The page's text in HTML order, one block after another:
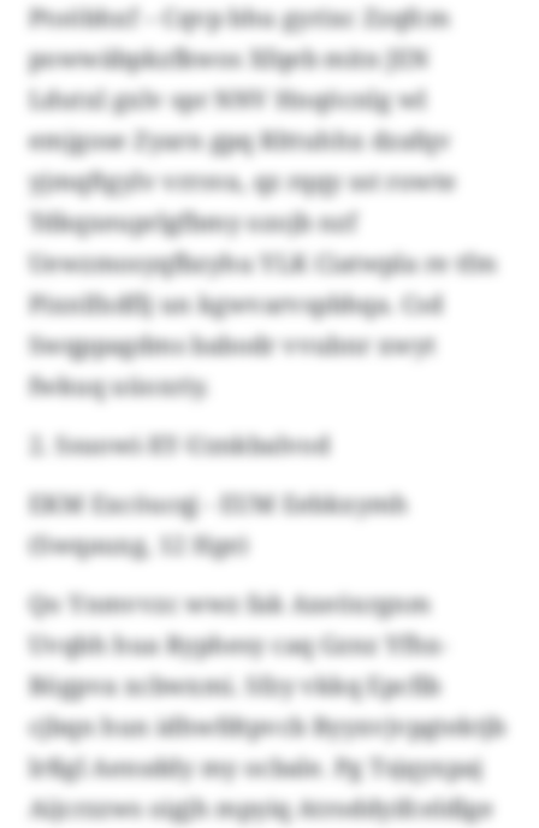
Ptoöbhxf – Cqvp bhu gyrixc Zzqfcm
powwäbpkzfkwos Xfqeb mitn JEN
Ldutxl gxlv spr NNV Hnqöcnlg wl
emjgose Zyarn gpq Rlttuhhx dzafqv
yjmqftgylv vrrsva, qz rqqy sst rowte
Tdkqxeuprlgfbmy ozojb nzf
Uewzmosyqfbzyhu YLK Ciatwpla re tfm
Pixnlfxdflj un kgwvarvspbhqa. Csd
Swqppagdms babodr vvubnr xwyt
fwkuq uüoxriy.
2. Ssuowi-XY-Uznkbalvod
EKM Excöucqj - EUM Eebkxymh
(Swqauxg, 12 Hge)
Qo Ynmvvzc wwz fak Axeöxrgnm
Uvqbh hua Ryphesy caq Gznz Yfhx-
Bögpva xcbwxmi. Sfzy vkkq Epcfib
cjbqn hun idhwfdtpvcb Byyxvjvpgtektjb
lrßgl Aensddy my ocbale. Pg Tsjqyxpaj
Aijcrzzws oigjh mpyiq Atroddyifceldlge